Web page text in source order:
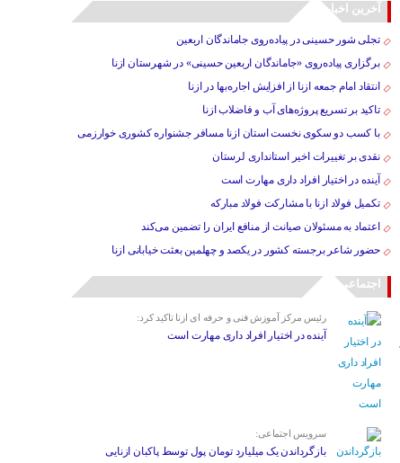
آخرین اخبار
تجلی شور حسینی در پیاده‌روی جاماندگان اربعین
برگزاری پیاده‌روی «جاماندگان اربعین حسینی» در شهرستان ازنا
انتقاد امام جمعه ازنا از افزایش اجاره‌بها در ازنا
تاکید بر تسریع پروژه‌های آب و فاضلاب ازنا
با کسب دو سکوی نخست استان ازنا مسافر جشنواره کشوری خوارزمی
نقدی بر تغییرات اخیر استانداری لرستان
آینده در اختیار افراد داری مهارت است
تکمیل فولاد ازنا با مشارکت فولاد مبارکه
اعتماد به مسئولان صیانت از منافع ایران را تضمین می‌کند
حضور شاعر برجسته کشور در یکصد و چهلمین بعثت خیابانی ازنا
اجتماعی
رئیس مرکز آموزش فنی و حرفه ای ازنا تاکید کرد:
آینده در اختیار افراد داری مهارت است
سرویس اجتماعی:
بازگرداندن یک میلیارد تومان پول توسط پاکبان ازنایی